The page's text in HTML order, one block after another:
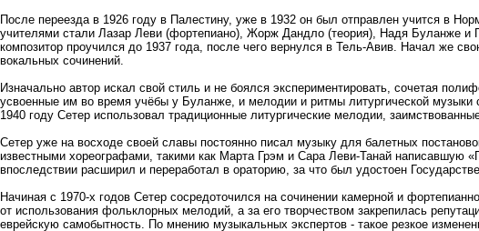
После переезда в 1926 году в Палестину, уже в 1932 он был отправлен учится в
учителями стали Лазар Леви (фортепиано), Жорж Дандло (теория), Надя Буланже
композитор проучился до 1937 года, после чего вернулся в Тель-Авив. Начал же
вокальных сочинений.
Изначально автор искал свой стиль и не боялся экспериментировать, сочетая
усвоенные им во время учёбы у Буланже, и мелодии и ритмы литургической
1940 году Сетер использовал традиционные литургические мелодии,
Сетер уже на восходе своей славы постоянно писал музыку для балетных
известными хореографами, такими как Марта Грэм и Сара Леви-Танай написавшую
впоследствии расширил и переработал в ораторию, за что был удостоен
Начиная с 1970-х годов Сетер сосредоточился на сочинении камерной и
от использования фольклорных мелодий, а за его творчеством закрепилась
еврейскую самобытность. По мнению музыкальных экспертов - такое резкое